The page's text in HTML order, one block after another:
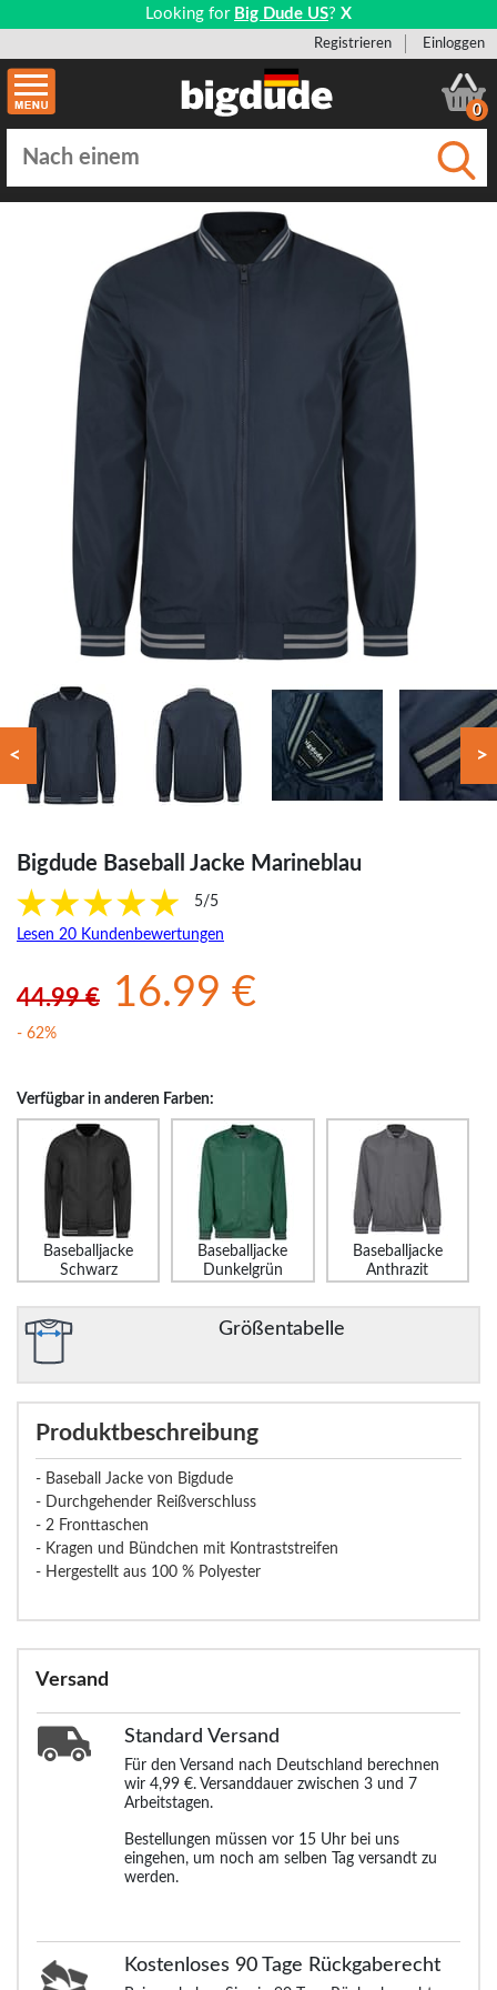
Looking for Big Dude US? X
Registrieren Einloggen
0
< >
Bigdude Baseball Jacke Marineblau
5/5
Lesen 20 Kundenbewertungen
44.99 € 16.99 €
- 62%
Verfügbar in anderen Farben:
Baseballjacke
Schwarz
Baseballjacke
Dunkelgrün
Baseballjacke
Anthrazit
Größentabelle
Produktbeschreibung
- Baseball Jacke von Bigdude
- Durchgehender Reißverschluss
- 2 Fronttaschen
- Kragen und Bündchen mit Kontraststreifen
- Hergestellt aus 100 % Polyester
Versand
Standard Versand
Für den Versand nach Deutschland berechnen
wir 4,99 €. Versanddauer zwischen 3 und 7
Arbeitstagen.
Bestellungen müssen vor 15 Uhr bei uns
eingehen, um noch am selben Tag versandt zu
werden.
Kostenloses 90 Tage Rückgaberecht